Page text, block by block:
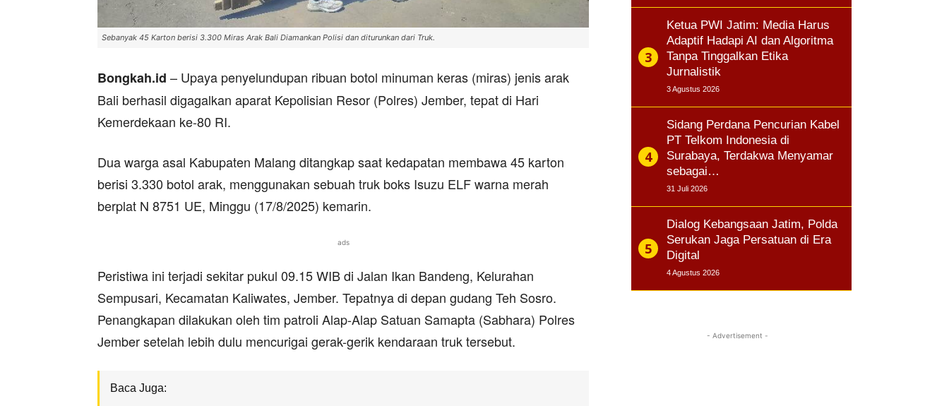
Sebanyak 45 Karton berisi 3.300 Miras Arak Bali Diamankan Polisi dan diturunkan dari Truk.
Bongkah.id – Upaya penyelundupan ribuan botol minuman keras (miras) jenis arak
Bali berhasil digagalkan aparat Kepolisian Resor (Polres) Jember, tepat di Hari
Kemerdekaan ke-80 RI.
Dua warga asal Kabupaten Malang ditangkap saat kedapatan membawa 45 karton
berisi 3.330 botol arak, menggunakan sebuah truk boks Isuzu ELF warna merah
berplat N 8751 UE, Minggu (17/8/2025) kemarin.
ads
Peristiwa ini terjadi sekitar pukul 09.15 WIB di Jalan Ikan Bandeng, Kelurahan
Sempusari, Kecamatan Kaliwates, Jember. Tepatnya di depan gudang Teh Sosro.
Penangkapan dilakukan oleh tim patroli Alap-Alap Satuan Samapta (Sabhara) Polres
Jember setelah lebih dulu mencurigai gerak-gerik kendaraan truk tersebut.
Baca Juga:
Ketua PWI Jatim: Media Harus
Adaptif Hadapi AI dan Algoritma
Tanpa Tinggalkan Etika
Jurnalistik
3 Agustus 2026
Sidang Perdana Pencurian Kabel
PT Telkom Indonesia di
Surabaya, Terdakwa Menyamar
sebagai…
31 Juli 2026
Dialog Kebangsaan Jatim, Polda
Serukan Jaga Persatuan di Era
Digital
4 Agustus 2026
- Advertisement -